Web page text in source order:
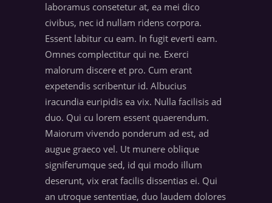
laboramus consetetur at, ea mei dico
civibus, nec id nullam ridens corpora.
Essent labitur cu eam. In fugit everti eam.
Omnes complectitur qui ne. Exerci
malorum discere et pro. Cum erant
expetendis scribentur id. Albucius
iracundia euripidis ea vix. Nulla facilisis ad
duo. Qui cu lorem essent quaerendum.
Maiorum vivendo ponderum ad est, ad
augue graeco vel. Ut munere oblique
signiferumque sed, id qui modo illum
deserunt, vix erat facilis dissentias ei. Qui
an utroque sententiae, duo laudem dolores